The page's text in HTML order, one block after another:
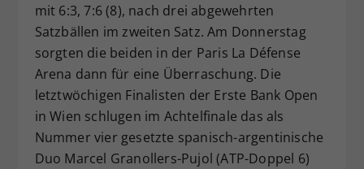
mit 6:3, 7:6 (8), nach drei abgewehrten
Satzbällen im zweiten Satz. Am Donnerstag
sorgten die beiden in der Paris La Défense
Arena dann für eine Überraschung. Die
letztwöchigen Finalisten der Erste Bank Open
in Wien schlugen im Achtelfinale das als
Nummer vier gesetzte spanisch-argentinische
Duo Marcel Granollers-Pujol (ATP-Doppel 6)